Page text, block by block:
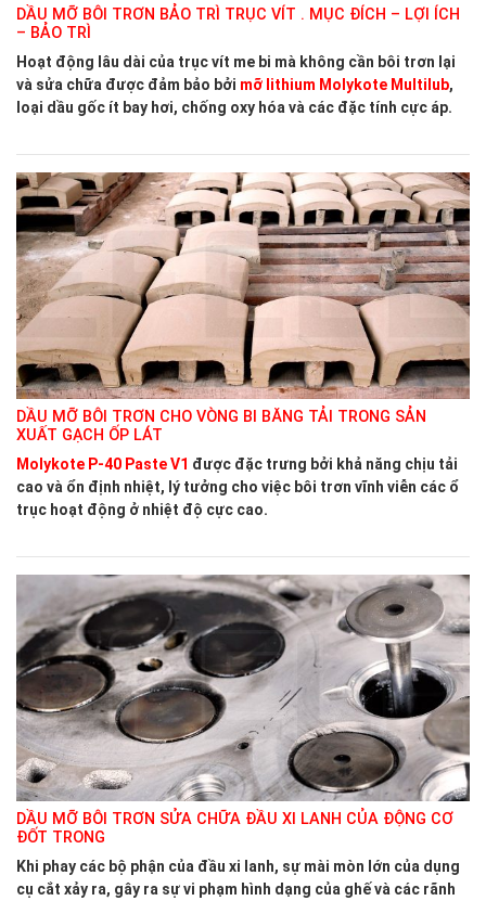
DẦU MỠ BÔI TRƠN BẢO TRÌ TRỤC VÍT . MỤC ĐÍCH – LỢI ÍCH
– BẢO TRÌ
Hoạt động lâu dài của trục vít me bi mà không cần bôi trơn lại
và sửa chữa được đảm bảo bởi mỡ lithium Molykote Multilub,
loại dầu gốc ít bay hơi, chống oxy hóa và các đặc tính cực áp.
DẦU MỠ BÔI TRƠN CHO VÒNG BI BĂNG TẢI TRONG SẢN
XUẤT GẠCH ỐP LÁT
Molykote P-40 Paste V1 được đặc trưng bởi khả năng chịu tải
cao và ổn định nhiệt, lý tưởng cho việc bôi trơn vĩnh viễn các ổ
trục hoạt động ở nhiệt độ cực cao.
DẦU MỠ BÔI TRƠN SỬA CHỮA ĐẦU XI LANH CỦA ĐỘNG CƠ
ĐỐT TRONG
Khi phay các bộ phận của đầu xi lanh, sự mài mòn lớn của dụng
cụ cắt xảy ra, gây ra sự vi phạm hình dạng của ghế và các rãnh